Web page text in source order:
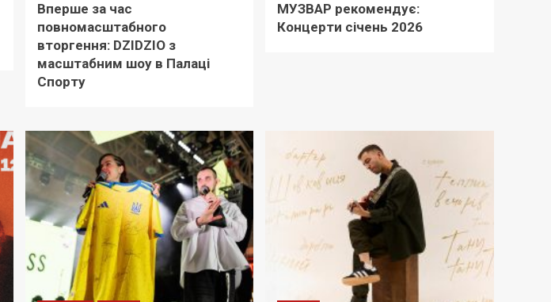
Вперше за час
повномасштабного
вторгення: DZIDZIO з
масштабним шоу в Палаці
Спорту
МУЗВАР рекомендує:
Концерти січень 2026